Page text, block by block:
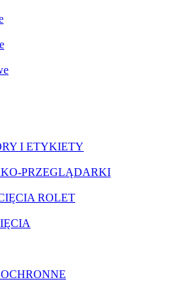
I ETYKIETY
PRZEGLĄDARKI
ROLET